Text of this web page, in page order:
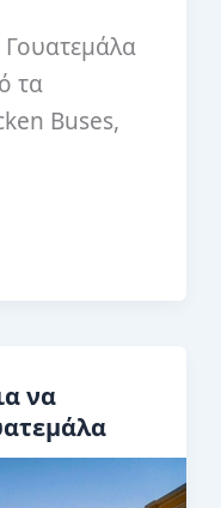
Γουατεμάλα
τα
Buses,
να